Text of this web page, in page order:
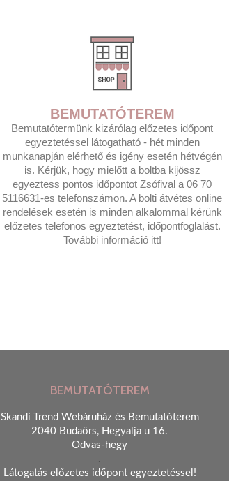
BEMUTATÓTEREM
Bemutatótermünk kizárólag előzetes időpont
egyeztetéssel látogatható - hét minden
munkanapján elérhető és igény esetén hétvégén
is. Kérjük, hogy mielőtt a boltba kijössz
egyeztess pontos időpontot Zsófival a 06 70
5116631-es telefonszámon. A bolti átvétes online
rendelések esetén is minden alkalommal kérünk
előzetes telefonos egyeztetést, időpontfoglalást.
További információ itt!
BEMUTATÓTEREM
Skandi Trend Webáruház és Bemutatóterem
2040 Budaörs, Hegyalja u 16.
Odvas-hegy
.
Látogatás előzetes időpont egyeztetéssel!